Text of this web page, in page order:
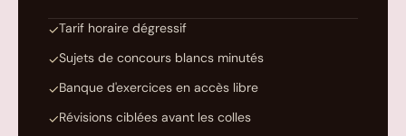
✓Tarif horaire dégressif
✓Sujets de concours blancs minutés
✓Banque d'exercices en accès libre
✓Révisions ciblées avant les colles